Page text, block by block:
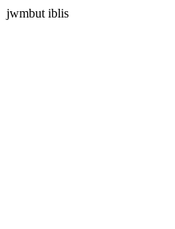
jwmbut iblis